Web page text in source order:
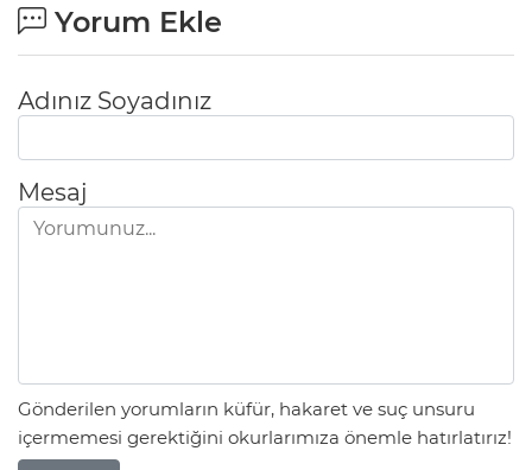
Yorum Ekle
Adınız Soyadınız
Mesaj
Gönderilen yorumların küfür, hakaret ve suç unsuru
içermemesi gerektiğini okurlarımıza önemle hatırlatırız!